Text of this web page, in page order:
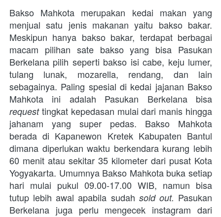
Bakso Mahkota merupakan kedai makan yang
menjual satu jenis makanan yaitu bakso bakar.
Meskipun hanya bakso bakar, terdapat berbagai
macam pilihan sate bakso yang bisa Pasukan
Berkelana pilih seperti bakso isi cabe, keju lumer,
tulang lunak, mozarella, rendang, dan lain
sebagainya. Paling spesial di kedai jajanan Bakso
request tingkat kepedasan mulai dari manis hingga
jahanam yang super pedas. Bakso Mahkota
berada di Kapanewon Kretek Kabupaten Bantul
dimana diperlukan waktu berkendara kurang lebih
60 menit atau sekitar 35 kilometer dari pusat Kota
Yogyakarta. Umumnya Bakso Mahkota buka setiap
hari mulai pukul 09.00-17.00 WIB, namun bisa
tutup lebih awal apabila sudah sold out. Pasukan
Berkelana juga perlu mengecek instagram dari